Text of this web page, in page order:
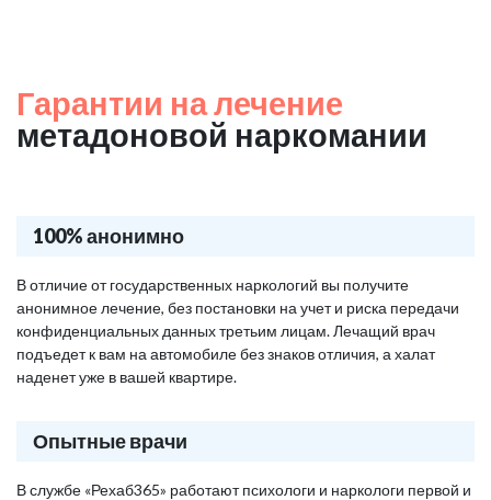
Гарантии на лечение
метадоновой наркомании
100% анонимно
В отличие от государственных наркологий вы получите
анонимное лечение, без постановки на учет и риска передачи
конфиденциальных данных третьим лицам. Лечащий врач
подъедет к вам на автомобиле без знаков отличия, а халат
наденет уже в вашей квартире.
Опытные врачи
В службе «Рехаб365» работают психологи и наркологи первой и